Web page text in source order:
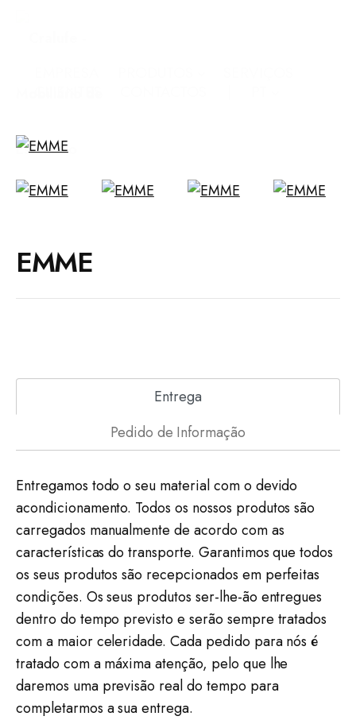
EMME
Entrega
Pedido de Informação
Entregamos todo o seu material com o devido
acondicionamento. Todos os nossos produtos são
carregados manualmente de acordo com as
características do transporte. Garantimos que todos
os seus produtos são recepcionados em perfeitas
condições. Os seus produtos ser-lhe-ão entregues
dentro do tempo previsto e serão sempre tratados
com a maior celeridade. Cada pedido para nós é
tratado com a máxima atenção, pelo que lhe
daremos uma previsão real do tempo para
completarmos a sua entrega.